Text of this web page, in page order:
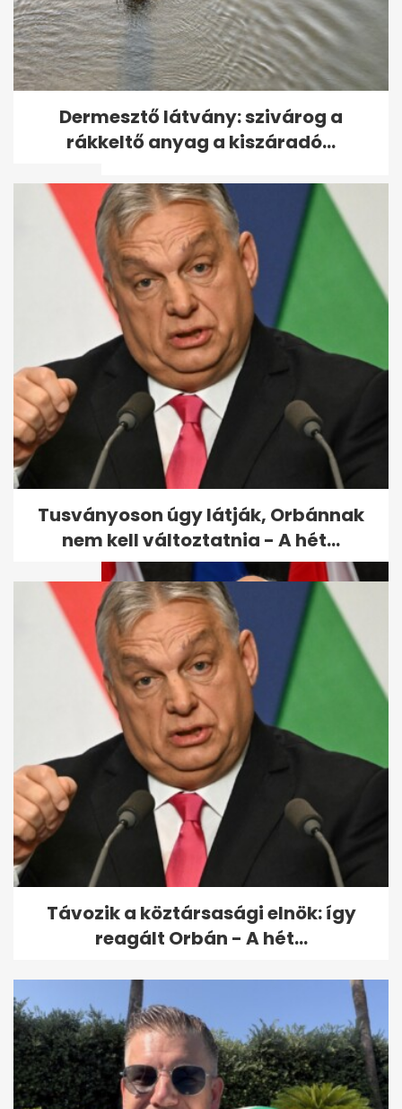
Tömegesen veszítik el a taj-
számukat a magyarok, sokak
ellen...
Tömegesen veszítik el a taj-
számukat a magyarok, sokak
ellen...
Hat nappal a tanévnyitó előtt
bezáratják Iványi Gáborék...
Dermesztő látvány: szivárog a
rákkeltő anyag a kiszáradó...
Tusványoson úgy látják, Orbánnak
nem kell változtatnia - A hét...
Távozik a köztársasági elnök: így
reagált Orbán - A hét...